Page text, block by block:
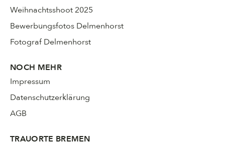
Weihnachtsshoot 2025
Bewerbungsfotos Delmenhorst
Fotograf Delmenhorst
NOCH MEHR
Impressum
Datenschutzerklärung
AGB
TRAUORTE BREMEN